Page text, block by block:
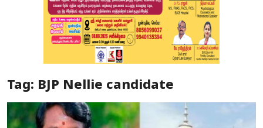
Special Story
Tag: BJP Nellie candidate